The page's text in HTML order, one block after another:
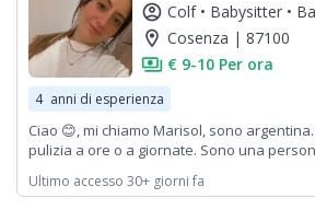
account_circle Colf • Babysitter •
location_on Cosenza | 87100
payments € 9-10 Per ora
4 anni di esperienza
Ciao 😊, mi chiamo Marisol, sono
pulizia a ore o a giornate. Sono una
con la pulizia della casa, l’organizzazione,
Ultimo accesso 30+ giorni fa